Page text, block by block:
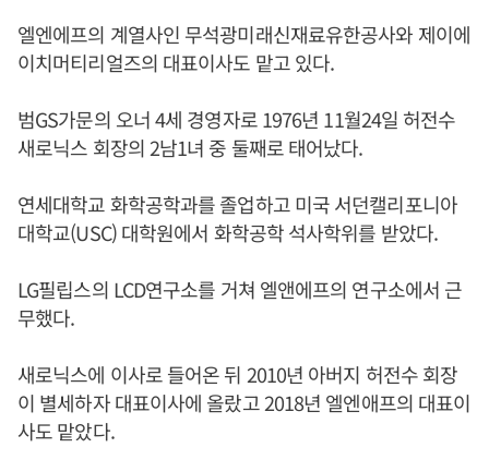
엘엔에프의 계열사인 무석광미래신재료유한공사와 제이에
이치머티리얼즈의 대표이사도 맡고 있다.
범GS가문의 오너 4세 경영자로 1976년 11월24일 허전수
새로닉스 회장의 2남1녀 중 둘째로 태어났다.
연세대학교 화학공학과를 졸업하고 미국 서던캘리포니아
대학교(USC) 대학원에서 화학공학 석사학위를 받았다.
LG필립스의 LCD연구소를 거쳐 엘앤에프의 연구소에서 근
무했다.
새로닉스에 이사로 들어온 뒤 2010년 아버지 허전수 회장
이 별세하자 대표이사에 올랐고 2018년 엘엔애프의 대표이
사도 맡았다.